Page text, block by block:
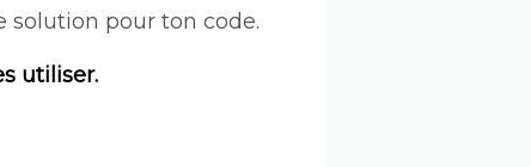
solution pour ton code.
utiliser.